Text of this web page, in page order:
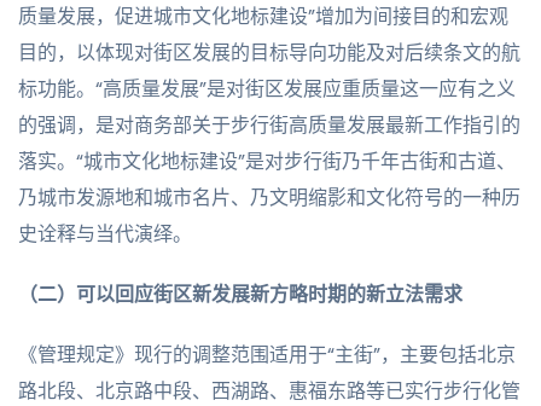
质量发展，促进城市文化地标建设”增加为间接目的和宏观
目的，以体现对街区发展的目标导向功能及对后续条文的航
标功能。“高质量发展”是对街区发展应重质量这一应有之义
的强调，是对商务部关于步行街高质量发展最新工作指引的
落实。“城市文化地标建设”是对步行街乃千年古街和古道、
乃城市发源地和城市名片、乃文明缩影和文化符号的一种历
史诠释与当代演绎。
（二）可以回应街区新发展新方略时期的新立法需求
《管理规定》现行的调整范围适用于“主街”，主要包括北京
路北段、北京路中段、西湖路、惠福东路等已实行步行化管